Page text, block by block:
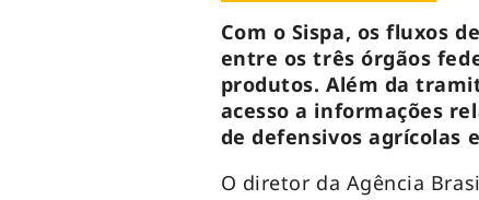
Com o Sispa, os fluxos
entre os três órgãos
produtos. Além da
acesso a informações
de defensivos agrícolas
O diretor da Agência